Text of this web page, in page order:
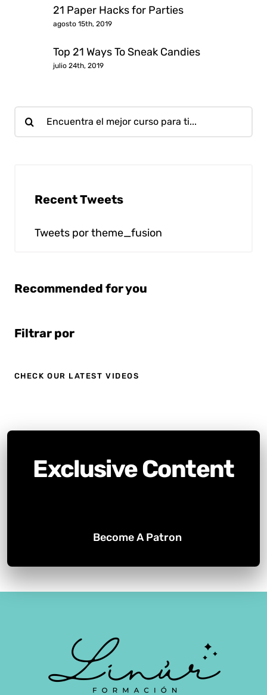
21 Paper Hacks for Parties
agosto 15th, 2019
Top 21 Ways To Sneak Candies
julio 24th, 2019
Buscar:
Recent Tweets
Tweets por theme_fusion
Recommended for you
Filtrar por
CHECK OUR LATEST VIDEOS
Exclusive Content
Become A Patron